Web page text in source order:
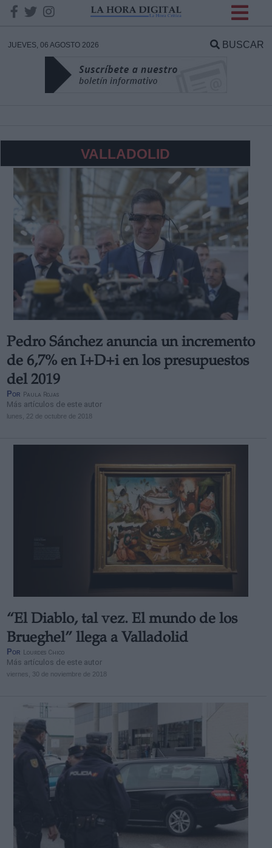
JUEVES, 06 AGOSTO 2026 BUSCAR
VALLADOLID
Pedro Sánchez anuncia un incremento
de 6,7% en I+D+i en los presupuestos
del 2019
Por Paula Rojas
Más artículos de este autor
lunes, 22 de octubre de 2018
“El Diablo, tal vez. El mundo de los
Brueghel” llega a Valladolid
Por Lourdes Chico
Más artículos de este autor
viernes, 30 de noviembre de 2018
DATOS
Responsable:
Legitimación:
Destinatarios:
Derechos:
Información adicional
link